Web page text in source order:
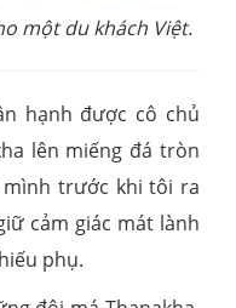
một du khách Việt.
hạnh được cô chủ
lên miếng đá tròn
trước khi tôi ra
cảm giác mát lành
phụ.